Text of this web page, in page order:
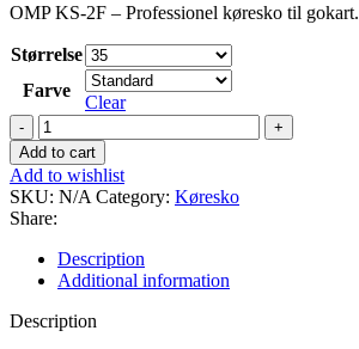
OMP KS-2F – Professionel køresko til gokart.
Størrelse
Farve
Clear
OMP
KS-
2F
quantity
Add to cart
Add to wishlist
SKU: N/A Category: Køresko
Share:
Description
Additional information
Description